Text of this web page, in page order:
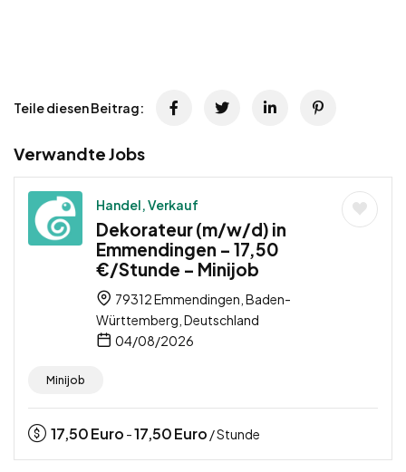
Teile diesen Beitrag:
Verwandte Jobs
Handel, Verkauf
Dekorateur (m/w/d) in
Emmendingen – 17,50
€/Stunde – Minijob
79312 Emmendingen, Baden-
Württemberg, Deutschland
04/08/2026
Minijob
17,50Euro -17,50Euro / Stunde